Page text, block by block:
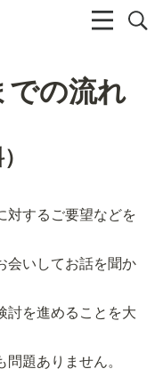
での流れ
対するご要望などを
会いしてお話を聞か
討を進めることを大
題ありません。